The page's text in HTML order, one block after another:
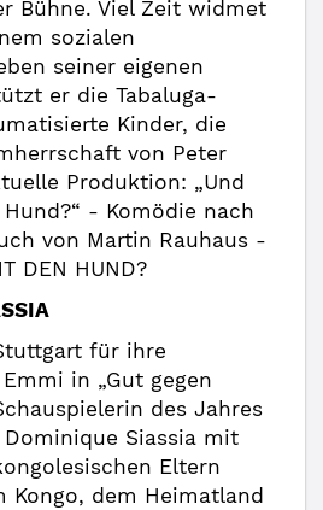
Bühne. Viel Zeit widmet
sozialen
seiner eigenen
er die Tabaluga-
Kinder, die
von Peter
Produktion: „Und
- Komödie nach
von Martin Rauhaus -
DEN HUND?
für ihre
in „Gut gegen
des Jahres
Dominique Siassia mit
Eltern
Kongo, dem Heimatland